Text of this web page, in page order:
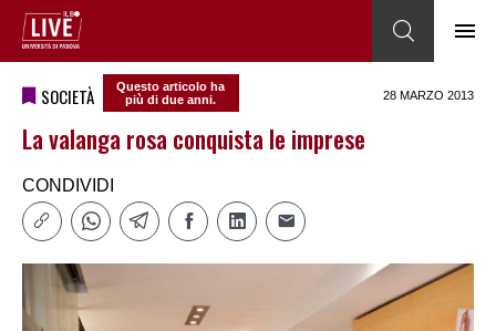
SOCIETÀ
Questo articolo ha
più di due anni.
28 MARZO 2013
La valanga rosa conquista le imprese
CONDIVIDI